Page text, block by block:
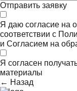
Отправить заявку
Я даю согласие на
соответствии с
и Согласием на
Я согласен
материалы
← Назад